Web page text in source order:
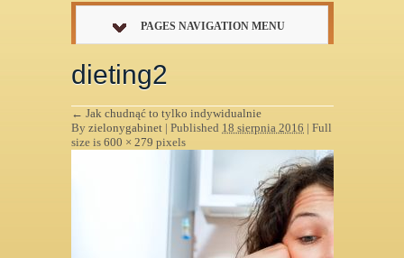
PAGES NAVIGATION MENU
dieting2
← Jak chudnąć to tylko indywidualnie
By zielonygabinet | Published 18 sierpnia 2016 | Full
size is 600 × 279 pixels